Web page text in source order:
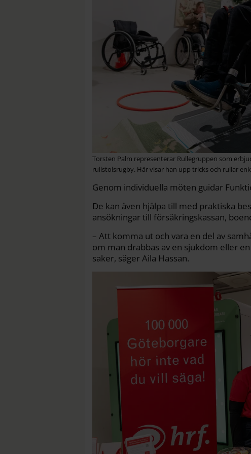
Torsten Palm representerar Rullegruppen som
rullstolsrugby. Här visar han upp tricks och rullar
Genom individuella möten guidar
De kan även hjälpa till med praktiska
ansökningar till försäkringskassan,
– Att komma ut och vara en del av
om man drabbas av en sjukdom eller
saker, säger Aila Hassan.